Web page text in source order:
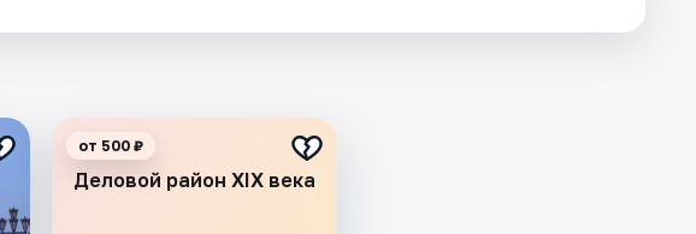
Деловой район XIX века
от 500 ₽